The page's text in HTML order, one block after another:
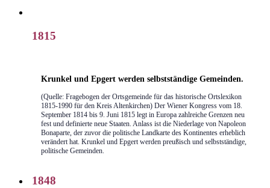
1815
Krunkel und Epgert werden selbstständige Gemeinden.
(Quelle: Fragebogen der Ortsgemeinde für das historische Ortslexikon
1815-1990 für den Kreis Altenkirchen) Der Wiener Kongress vom 18.
September 1814 bis 9. Juni 1815 legt in Europa zahlreiche Grenzen neu
fest und definierte neue Staaten. Anlass ist die Niederlage von Napoleon
Bonaparte, der zuvor die politische Landkarte des Kontinentes erheblich
verändert hat. Krunkel und Epgert werden preußisch und selbstständige,
politische Gemeinden.
1848